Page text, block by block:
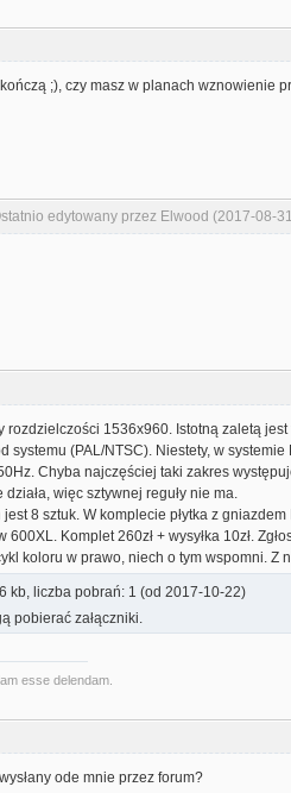
;), czy masz w planach wznowienie
edytowany przez Elwood (2017-08-
rozdzielczości 1536x960. Istotną zaletą
systemu (PAL/NTSC). Niestety, w
Chyba najczęściej taki zakres
więc sztywnej reguły nie ma.
8 sztuk. W komplecie płytka z
600XL. Komplet 260zł + wysyłka 10zł.
koloru w prawo, niech o tym wspomni. Z
kb, liczba pobrań: 1 (od 2017-10-22)
pobierać załączniki.
esse delendam.
ode mnie przez forum?